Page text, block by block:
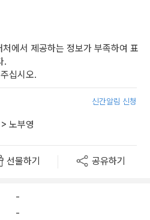
에서 제공하는 정보가 부족하여 표
.
십시오.
신간알림 신청
> 노부영
선물하기 공유하기
-
-